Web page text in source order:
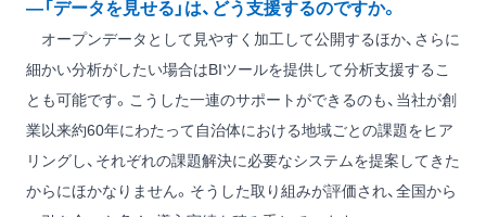
―「データを見せる」は、どう支援するのですか。
オープンデータとして見やすく加工して公開するほか、さらに
細かい分析がしたい場合はBIツールを提供して分析支援するこ
とも可能です。こうした一連のサポートができるのも、当社が創
業以来約60年にわたって自治体における地域ごとの課題をヒア
リングし、それぞれの課題解決に必要なシステムを提案してきた
からにほかなりません。そうした取り組みが評価され、全国から